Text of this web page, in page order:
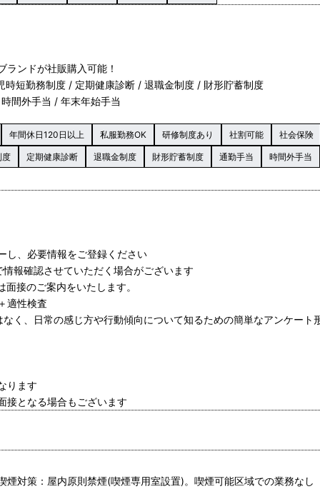
ランドが社販購入可能！
時短勤務制度 / 定期健康診断 / 退職金制度 / 財形貯蓄制度
間外手当 / 年末年始手当
年間休日120日以上 私服勤務OK 研修制度あり 社割可能 社会保険
度 定期健康診断 退職金制度 財形貯蓄制度 通勤手当 時間外手当
し、必要情報をご登録ください
報確認させていただく場合がございます
接のご案内をいたします。
適性検査
く、日常の感じ方や行動傾向について知るための簡単なアンケート
ります
接となる場合もございます
煙対策：屋内原則禁煙(喫煙専用室設置)。喫煙可能区域での業務なし